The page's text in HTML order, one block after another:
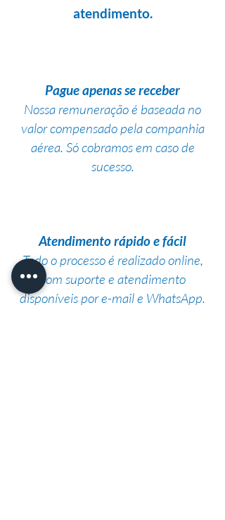
atendimento.
Pague apenas se receber
Nossa remuneração é baseada no
valor compensado pela companhia
aérea. Só cobramos em caso de
sucesso.
Atendimento rápido e fácil
Todo o processo é realizado online,
com suporte e atendimento
disponíveis por e-mail e WhatsApp.